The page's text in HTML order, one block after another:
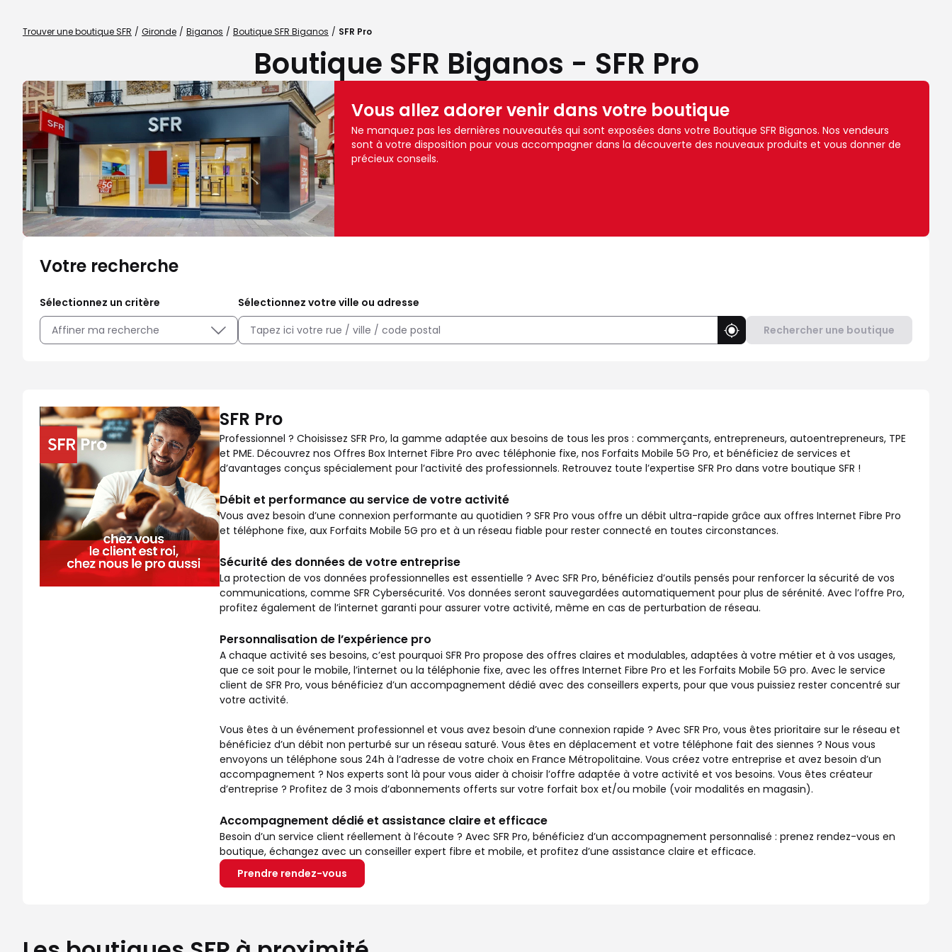
Trouver une boutique SFR Gironde Biganos Boutique SFR Biganos SFR Pro
Boutique SFR Biganos - SFR Pro
Vous allez adorer venir dans votre boutique
Ne manquez pas les dernières nouveautés qui sont exposées dans votre Boutique SFR Biganos. Nos vendeurs
sont à votre disposition pour vous accompagner dans la découverte des nouveaux produits et vous donner de
précieux conseils.
Votre recherche
Sélectionnez un critère
Affiner ma recherche
Sélectionnez votre ville ou adresse
Utiliser ma position
Rechercher une boutique
SFR Pro
Professionnel ? Choisissez SFR Pro, la gamme adaptée aux besoins de tous les pros : commerçants, entrepreneurs, autoentrepreneurs, TPE
et PME. Découvrez nos Offres Box Internet Fibre Pro avec téléphonie fixe, nos Forfaits Mobile 5G Pro, et bénéficiez de services et
d’avantages conçus spécialement pour l’activité des professionnels. Retrouvez toute l’expertise SFR Pro dans votre boutique SFR !
Débit et performance au service de votre activité
Vous avez besoin d’une connexion performante au quotidien ? SFR Pro vous offre un débit ultra-rapide grâce aux offres Internet Fibre Pro
et téléphone fixe, aux Forfaits Mobile 5G pro et à un réseau fiable pour rester connecté en toutes circonstances.
Sécurité des données de votre entreprise
La protection de vos données professionnelles est essentielle ? Avec SFR Pro, bénéficiez d’outils pensés pour renforcer la sécurité de vos
communications, comme SFR Cybersécurité. Vos données seront sauvegardées automatiquement pour plus de sérénité. Avec l’offre Pro,
profitez également de l’internet garanti pour assurer votre activité, même en cas de perturbation de réseau.
Personnalisation de l’expérience pro
A chaque activité ses besoins, c’est pourquoi SFR Pro propose des offres claires et modulables, adaptées à votre métier et à vos usages,
que ce soit pour le mobile, l’internet ou la téléphonie fixe, avec les offres Internet Fibre Pro et les Forfaits Mobile 5G pro. Avec le service
client de SFR Pro, vous bénéficiez d’un accompagnement dédié avec des conseillers experts, pour que vous puissiez rester concentré sur
votre activité.
Vous êtes à un événement professionnel et vous avez besoin d’une connexion rapide ? Avec SFR Pro, vous êtes prioritaire sur le réseau et
bénéficiez d’un débit non perturbé sur un réseau saturé. Vous êtes en déplacement et votre téléphone fait des siennes ? Nous vous
envoyons un téléphone sous 24h à l’adresse de votre choix en France Métropolitaine. Vous créez votre entreprise et avez besoin d’un
accompagnement ? Nos experts sont là pour vous aider à choisir l’offre adaptée à votre activité et vos besoins. Vous êtes créateur
d’entreprise ? Profitez de 3 mois d’abonnements offerts sur votre forfait box et/ou mobile (voir modalités en magasin).
Accompagnement dédié et assistance claire et efficace
Besoin d’un service client réellement à l’écoute ? Avec SFR Pro, bénéficiez d’un accompagnement personnalisé : prenez rendez-vous en
boutique, échangez avec un conseiller expert fibre et mobile, et profitez d’une assistance claire et efficace.
Prendre rendez-vous
Professionnel ? Choisissez SFR Pro, la gamme adaptée aux besoins de tous les pros : commerçants, entrepreneurs, autoentrepreneurs, TPE et PME. Découvrez nos Offres Box